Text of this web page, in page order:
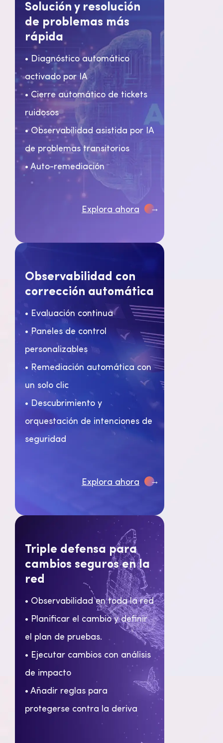
Solución y resolución
de problemas más
rápida
• Diagnóstico automático
activado por IA
• Cierre automático de tickets
ruidosos
• Observabilidad asistida por IA
de problemas transitorios
• Auto-remediación
Explora ahora →
Observabilidad con
corrección automática
• Evaluación continua
• Paneles de control
personalizables
• Remediación automática con
un solo clic
• Descubrimiento y
orquestación de intenciones de
seguridad
Explora ahora →
Triple defensa para
cambios seguros en la
red
• Observabilidad en toda la red
• Planificar el cambio y definir
el plan de pruebas.
• Ejecutar cambios con análisis
de impacto
• Añadir reglas para
protegerse contra la deriva